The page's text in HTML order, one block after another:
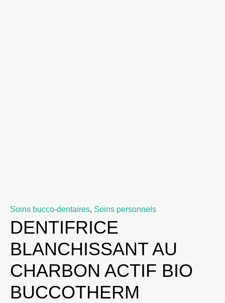
Soins bucco-dentaires, Soins personnels
DENTIFRICE
BLANCHISSANT AU
CHARBON ACTIF BIO
BUCCOTHERM